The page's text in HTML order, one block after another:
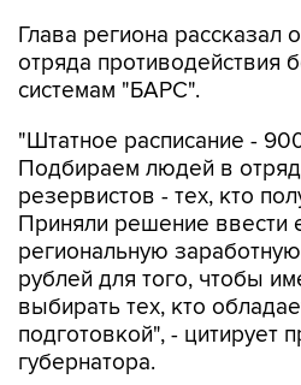
Глава региона рассказал
отряда противодействия
системам "БАРС".
"Штатное расписание -
Подбираем людей в отряд
резервистов - тех, кто
Приняли решение ввести
региональную
рублей для того, чтобы
выбирать тех, кто
подготовкой", - цитирует
губернатора.